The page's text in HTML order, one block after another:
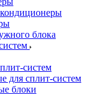
блока
систем
для сплит-систем
блоки